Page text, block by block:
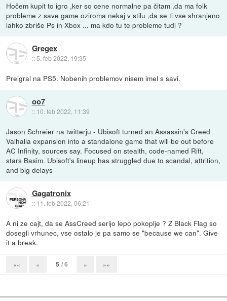
Hočem kupit to igro ,ker so cene normalne pa čitam ,da ma folk
probleme z save game oziroma nekaj v stilu ,da se ti vse shranjeno
lahko zbriše Ps in Xbox ... ma kdo tu te probleme tudi ?
Gregex
::5. feb 2022, 19:35
Preigral na PS5. Nobenih problemov nisem imel s savi.
oo7
:: 10. feb 2022, 11:39
Jason Schreier na twitterju - Ubisoft turned an Assassin's Creed
Valhalla expansion into a standalone game that will be out before
AC Infinity, sources say. Focused on stealth, code-named Rift,
stars Basim. Ubisoft's lineup has struggled due to scandal, attrition,
and big delays
Gagatronix
:: 11. feb 2022, 06:21
A ni ze cajt, da se AssCreed serijo lepo pokoplje ? Z Black Flag so
dosegli vrhunec, vse ostalo je pa samo se "because we can". Give
it a break.
«« « 5 / 6 » »»